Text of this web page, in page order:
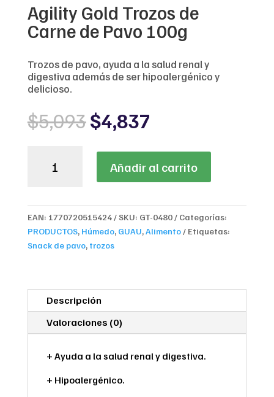
Agility Gold Trozos de
Carne de Pavo 100g
Trozos de pavo, ayuda a la salud renal y
digestiva además de ser hipoalergénico y
delicioso.
$5,093Original
price
was:
$5,093.
$4,837Current
is:
$4,837.
Carne
de
Pavo
100g
Añadir al carrito
EAN: 1770720515424 SKU: GT-0480
Categorías:
PRODUCTOS, Húmedo, GUAU,Alimento
Etiquetas:
Snack de pavo, trozos
Descripción
Valoraciones (0)
+ Ayuda a la salud renal y digestiva.
+ Hipoalergénico.